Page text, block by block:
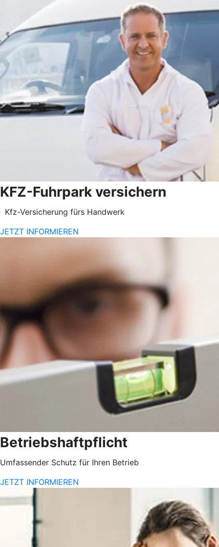
KFZ-Fuhrpark versichern
Kfz-Versicherung fürs Handwerk
JETZT INFORMIEREN
Betriebshaftpflicht
Umfassender Schutz für Ihren Betrieb
JETZT INFORMIEREN